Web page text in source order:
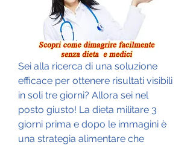
Sei alla ricerca di una soluzione
efficace per ottenere risultati visibili
in soli tre giorni? Allora sei nel
posto giusto! La dieta militare 3
giorni prima e dopo le immagini è
una strategia alimentare che